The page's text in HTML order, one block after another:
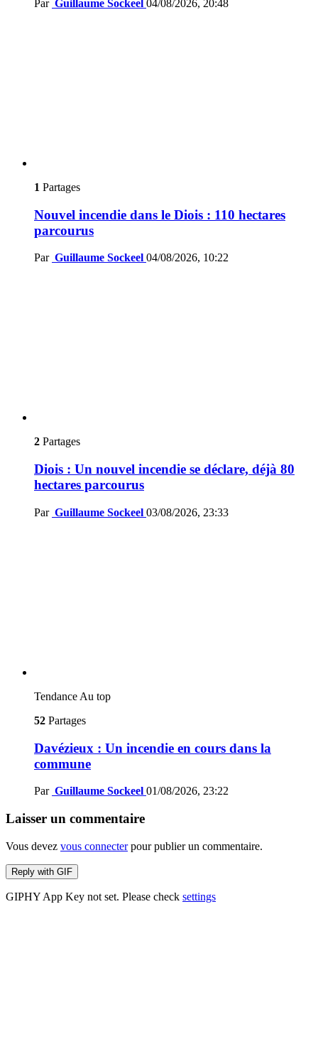
Par Guillaume Sockeel 04/08/2026, 20:48
1 Partages
Nouvel incendie dans le Diois : 110 hectares
parcourus
Par Guillaume Sockeel 04/08/2026, 10:22
2 Partages
Diois : Un nouvel incendie se déclare, déjà 80
hectares parcourus
Par Guillaume Sockeel 03/08/2026, 23:33
Tendance Au top
52 Partages
Davézieux : Un incendie en cours dans la
commune
Par Guillaume Sockeel 01/08/2026, 23:22
Laisser un commentaire
Vous devez vous connecterpour publier un commentaire.
Reply with GIF
GIPHY App Key not set. Please check settings